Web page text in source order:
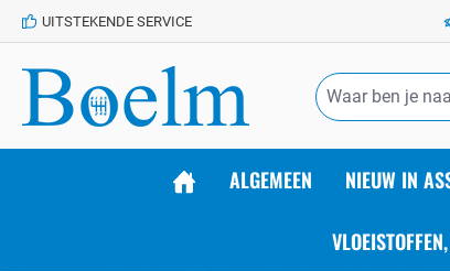
hoofdinhoud
UITSTEKENDE SERVICE
ALGEMEEN NIEUW IN